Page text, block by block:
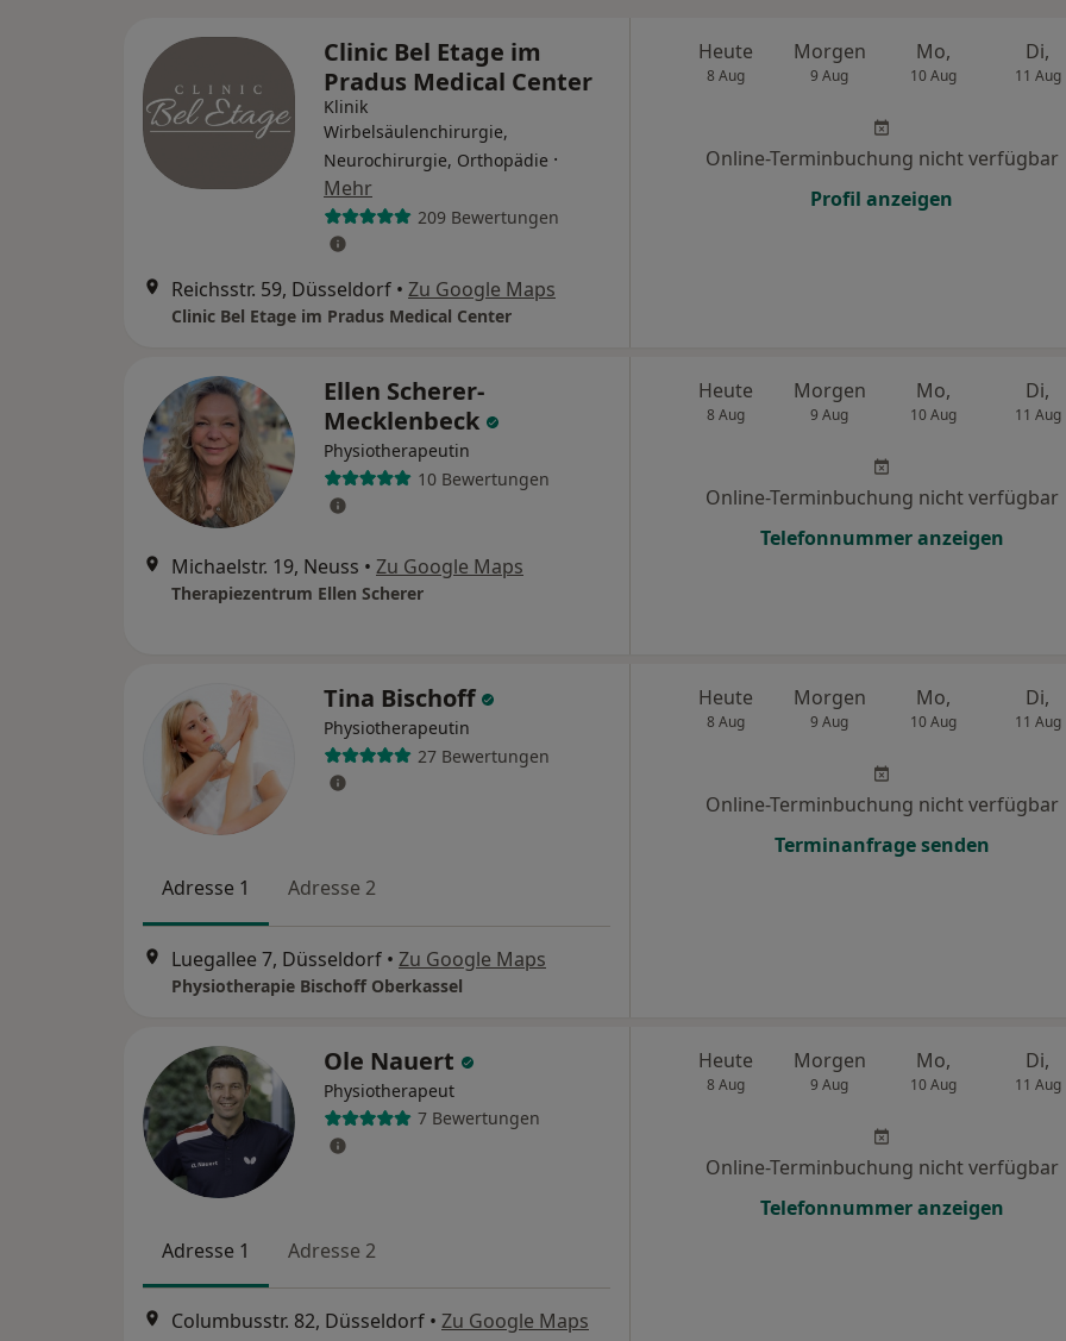
Clinic Bel Etage im
Pradus Medical Center
Klinik
Wirbelsäulenchirurgie,
Neurochirurgie, Orthopädie ·
Mehr
209 Bewertungen
Reichsstr. 59, Düsseldorf • Zu Google Maps
Clinic Bel Etage im Pradus Medical Center
Heute
8 Aug
Morgen
9 Aug
Mo,
10 Aug
Di,
11 Aug
Online-Terminbuchung nicht verfügbar
Profil anzeigen
Ellen Scherer-
Mecklenbeck
Physiotherapeutin
10 Bewertungen
Michaelstr. 19, Neuss • Zu Google Maps
Therapiezentrum Ellen Scherer
Heute
8 Aug
Morgen
9 Aug
Mo,
10 Aug
Di,
11 Aug
Online-Terminbuchung nicht verfügbar
Telefonnummer anzeigen
Tina Bischoff
Physiotherapeutin
27 Bewertungen
Adresse 1 Adresse 2
Luegallee 7, Düsseldorf • Zu Google Maps
Physiotherapie Bischoff Oberkassel
Heute
8 Aug
Morgen
9 Aug
Mo,
10 Aug
Di,
11 Aug
Online-Terminbuchung nicht verfügbar
Terminanfrage senden
Ole Nauert
Physiotherapeut
7 Bewertungen
Adresse 1 Adresse 2
Columbusstr. 82, Düsseldorf • Zu Google Maps
Heute
8 Aug
Morgen
9 Aug
Mo,
10 Aug
Di,
11 Aug
Online-Terminbuchung nicht verfügbar
Telefonnummer anzeigen